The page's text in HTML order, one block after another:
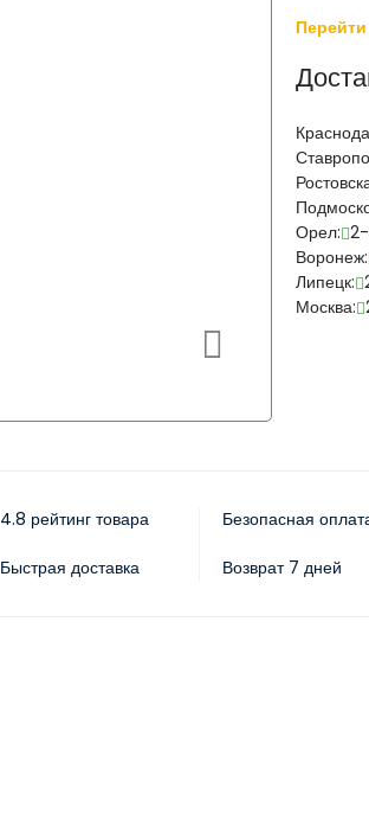
Орел:
Воронеж:
Липецк:
Москва:
4.8 рейтинг товара Безопасная
Быстрая доставка Возврат 7 дней